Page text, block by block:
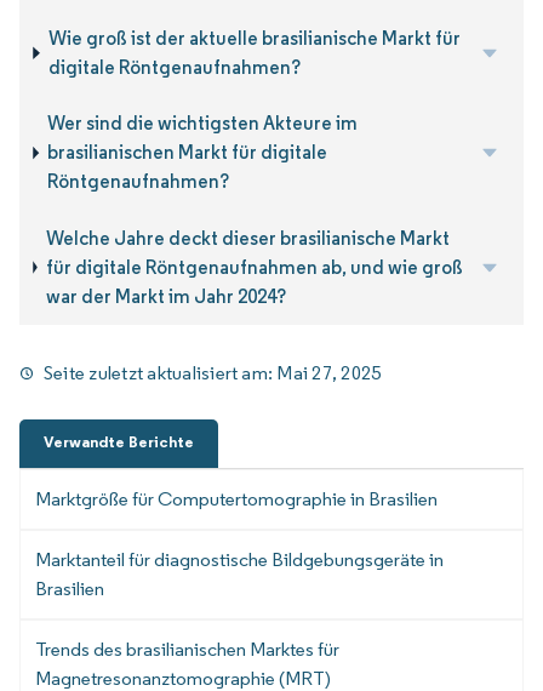
Wie groß ist der aktuelle brasilianische Markt für
digitale Röntgenaufnahmen?
Wer sind die wichtigsten Akteure im
brasilianischen Markt für digitale
Röntgenaufnahmen?
Welche Jahre deckt dieser brasilianische Markt
für digitale Röntgenaufnahmen ab, und wie groß
war der Markt im Jahr 2024?
Seite zuletzt aktualisiert am: Mai 27, 2025
Verwandte Berichte
Marktgröße für Computertomographie in Brasilien
Marktanteil für diagnostische Bildgebungsgeräte in
Brasilien
Trends des brasilianischen Marktes für
Magnetresonanztomographie (MRT)